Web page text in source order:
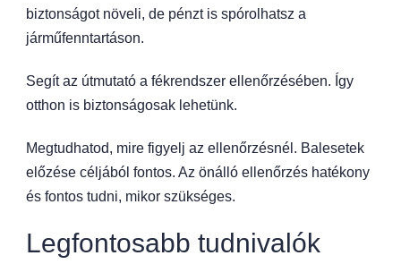
biztonságot növeli, de pénzt is spórolhatsz a
járműfenntartáson.
Segít az útmutató a fékrendszer ellenőrzésében. Így
otthon is biztonságosak lehetünk.
Megtudhatod, mire figyelj az ellenőrzésnél. Balesetek
előzése céljából fontos. Az önálló ellenőrzés hatékony
és fontos tudni, mikor szükséges.
Legfontosabb tudnivalók